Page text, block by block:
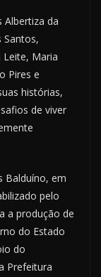
Albertiza da
Santos,
Leite, Maria
Pires e
histórias,
de viver
Balduíno, em
pelo
a produção de
do Estado
do
Prefeitura